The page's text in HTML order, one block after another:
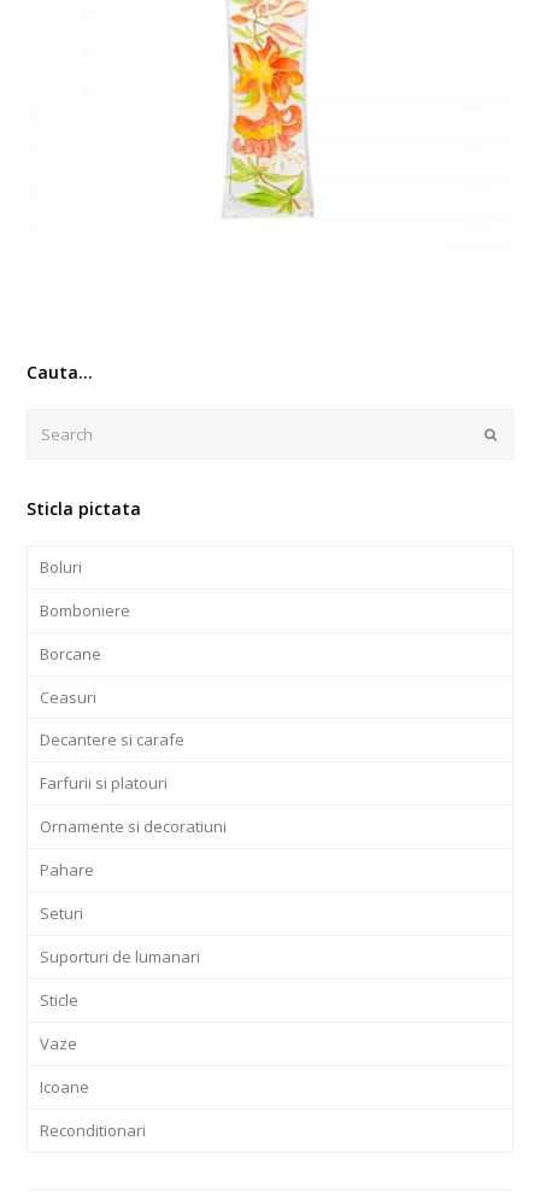
Cauta…
Submit
Sticla pictata
Boluri
Bomboniere
Borcane
Ceasuri
Decantere si carafe
Farfurii si platouri
Ornamente si decoratiuni
Pahare
Seturi
Suporturi de lumanari
Sticle
Vaze
Icoane
Reconditionari